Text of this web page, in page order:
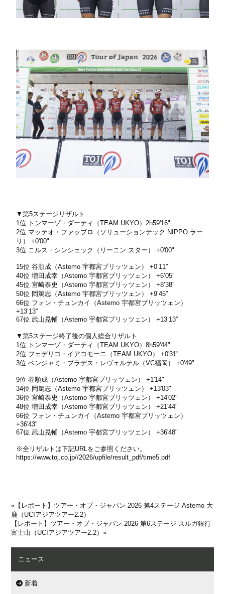
▼第5ステージリザルト
1位 トンマーゾ・ダーティ（TEAM UKYO）2h59'16"
2位 マッテオ・ファッブロ（ソリューションテック NIPPO ラー
リ） +0'00"
3位 ニルス・シンシェック（リーニン スター） +0'00"
15位 谷順成（Astemo 宇都宮ブリッツェン） +0’11”
40位 増田成幸（Astemo 宇都宮ブリッツェン） +6’05”
45位 宮崎泰史（Astemo 宇都宮ブリッツェン） +8’38”
50位 岡篤志（Astemo 宇都宮ブリッツェン） +9’45”
66位 フォン・チュンカイ（Astemo 宇都宮ブリッツェン）
+13’13”
67位 武山晃輔（Astemo 宇都宮ブリッツェン） +13’13”
▼第5ステージ終了後の個人総合リザルト
1位 トンマーゾ・ダーティ（TEAM UKYO）8h59'44"
2位 フェデリコ・イアコモーニ（TEAM UKYO） +0'31"
3位 ベンジャミ・プラデス・レヴェルテル（VC福岡） +0'49"
9位 谷順成（Astemo 宇都宮ブリッツェン） +1'14"
34位 岡篤志（Astemo 宇都宮ブリッツェン） +13'03"
36位 宮崎泰史（Astemo 宇都宮ブリッツェン） +14'02"
48位 増田成幸（Astemo 宇都宮ブリッツェン） +21'44"
66位 フォン・チュンカイ（Astemo 宇都宮ブリッツェン）
+36'43"
67位 武山晃輔（Astemo 宇都宮ブリッツェン） +36'48"
※全リザルトは下記URLをご参照ください。
https://www.toj.co.jp//2026/upfile/result_pdf/time5.pdf
« 【レポート】ツアー・オブ・ジャパン 2026 第4ステージ Astemo 大
鹿（UCIアジアツアー2.2）
【レポート】ツアー・オブ・ジャパン 2026 第6ステージ スルガ銀行
富士山（UCIアジアツアー2.2）»
ニュース
新着